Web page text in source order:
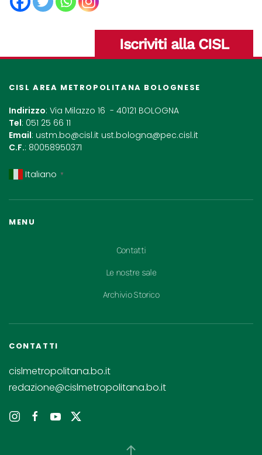
Iscriviti alla CISL
CISL AREA METROPOLITANA BOLOGNESE
Indirizzo: Via Milazzo 16 - 40121 BOLOGNA
Tel: 051 25 66 11
Email: ustm.bo@cisl.it ust.bologna@pec.cisl.it
C.F.: 80058950371
Italiano ▼
MENU
Contatti
Le nostre sale
Archivio Storico
CONTATTI
cislmetropolitana.bo.it
redazione@cislmetropolitana.bo.it